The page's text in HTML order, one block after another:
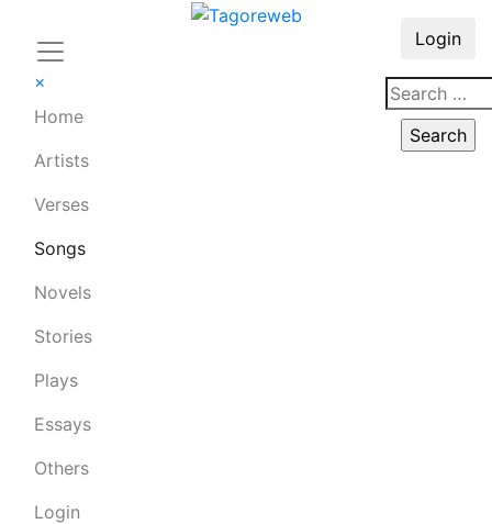
×
Home
Artists
Verses
Songs
Novels
Stories
Plays
Essays
Others
Login
Login